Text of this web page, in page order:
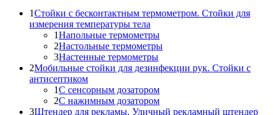
1Стойки с бесконтактным термометром. Стойки для
измерения температуры тела
1Напольные термометры
2Настольные термометры
3Настенные термометры
2Мобильные стойки для дезинфекции рук. Стойки с
антисептиком
1С сенсорным дозатором
2С нажимным дозатором
3Штендер для рекламы. Уличный рекламный штендер